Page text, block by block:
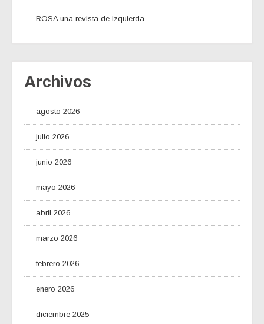
ROSA una revista de izquierda
Archivos
agosto 2026
julio 2026
junio 2026
mayo 2026
abril 2026
marzo 2026
febrero 2026
enero 2026
diciembre 2025